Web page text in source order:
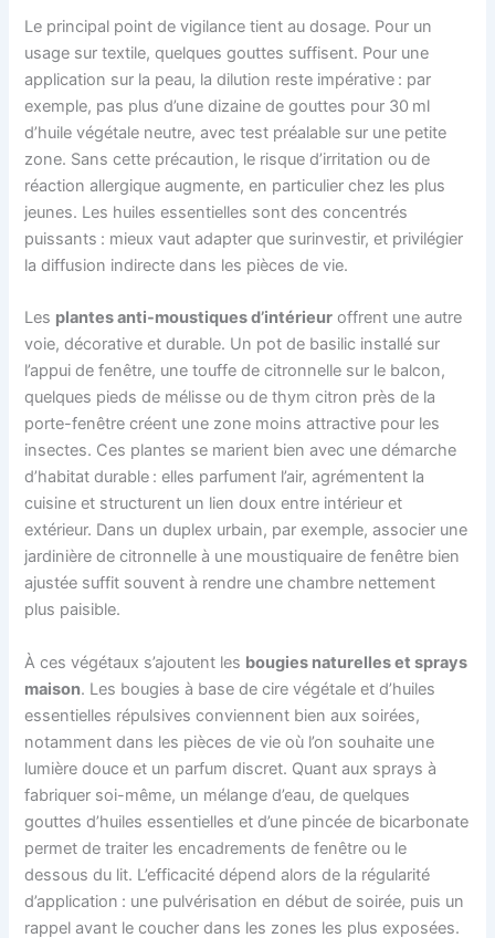
Le principal point de vigilance tient au dosage. Pour un
usage sur textile, quelques gouttes suffisent. Pour une
application sur la peau, la dilution reste impérative : par
exemple, pas plus d’une dizaine de gouttes pour 30 ml
d’huile végétale neutre, avec test préalable sur une petite
zone. Sans cette précaution, le risque d’irritation ou de
réaction allergique augmente, en particulier chez les plus
jeunes. Les huiles essentielles sont des concentrés
puissants : mieux vaut adapter que surinvestir, et privilégier
la diffusion indirecte dans les pièces de vie.
Les plantes anti-moustiques d’intérieur offrent une autre
voie, décorative et durable. Un pot de basilic installé sur
l’appui de fenêtre, une touffe de citronnelle sur le balcon,
quelques pieds de mélisse ou de thym citron près de la
porte-fenêtre créent une zone moins attractive pour les
insectes. Ces plantes se marient bien avec une démarche
d’habitat durable : elles parfument l’air, agrémentent la
cuisine et structurent un lien doux entre intérieur et
extérieur. Dans un duplex urbain, par exemple, associer une
jardinière de citronnelle à une moustiquaire de fenêtre bien
ajustée suffit souvent à rendre une chambre nettement
plus paisible.
À ces végétaux s’ajoutent les bougies naturelles et sprays
maison. Les bougies à base de cire végétale et d’huiles
essentielles répulsives conviennent bien aux soirées,
notamment dans les pièces de vie où l’on souhaite une
lumière douce et un parfum discret. Quant aux sprays à
fabriquer soi-même, un mélange d’eau, de quelques
gouttes d’huiles essentielles et d’une pincée de bicarbonate
permet de traiter les encadrements de fenêtre ou le
dessous du lit. L’efficacité dépend alors de la régularité
d’application : une pulvérisation en début de soirée, puis un
rappel avant le coucher dans les zones les plus exposées.